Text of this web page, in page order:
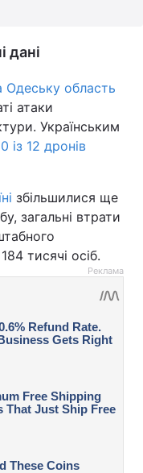
дані
Одеську область
атаки
Українським
із 12 дронів
збільшилися ще
загальні втрати
тисячі осіб.
Реклама